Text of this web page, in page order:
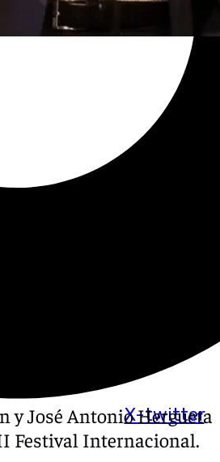
X-twitter
y José Antonio Hergueta
Festival Internacional.